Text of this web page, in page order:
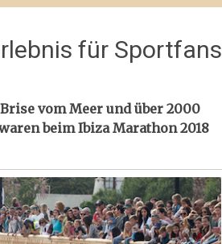
für Sportfans
vom Meer und über 2000
beim Ibiza Marathon 2018